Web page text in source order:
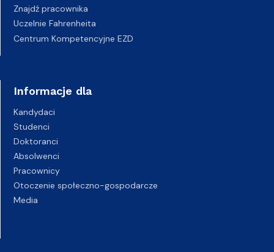
Znajdź pracownika
Uczelnie Fahrenheita
Centrum Kompetencyjne EZD
Informacje dla
Kandydaci
Studenci
Doktoranci
Absolwenci
Pracownicy
Otoczenie społeczno-gospodarcze
Media